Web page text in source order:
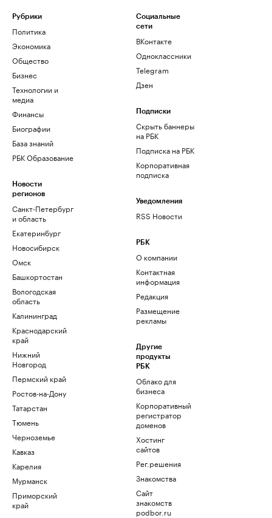
Рубрики
Политика
Экономика
Общество
Бизнес
Технологии и
медиа
Финансы
Биографии
База знаний
РБК Образование
Новости
регионов
Санкт-Петербург
и область
Екатеринбург
Новосибирск
Омск
Башкортостан
Вологодская
область
Калининград
Краснодарский
край
Нижний
Новгород
Пермский край
Ростов-на-Дону
Татарстан
Тюмень
Черноземье
Кавказ
Карелия
Мурманск
Приморский
край
Социальные
сети
ВКонтакте
Одноклассники
Telegram
Дзен
Подписки
Скрыть баннеры
на РБК
Подписка на РБК
Корпоративная
подписка
Уведомления
RSS Новости
РБК
О компании
Контактная
информация
Редакция
Размещение
рекламы
Другие
продукты
РБК
Облако для
бизнеса
Корпоративный
регистратор
доменов
Хостинг
сайтов
Рег.решения
Знакомства
Сайт
знакомств
podbor.ru